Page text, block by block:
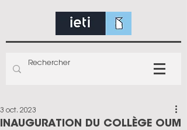
INAUGURATION DU COLLÈGE OUM
3 oct. 2023